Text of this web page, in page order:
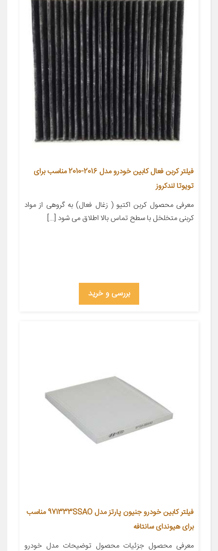
فیلتر کربن فعال کابین خودرو مدل 2016-2010 مناسب برای
تویوتا لندکروز
معرفی محصول کربن اکتیو ( زغال فعال) به گروهی از مواد
کربنی متخلخل با سطح تماس بالا اطلاق می شود […]
بررسی و خرید
فیلتر کابین خودرو جنیون پارتز مدل 971333SSAO مناسب
برای هیوندای سانتافه
معرفی محصول جزئیات محصول توضیحات مدل خودرو